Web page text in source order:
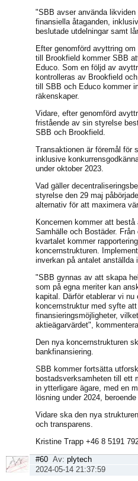
"SBB avser använda
finansiella åtaganden,
beslutade utdelningar samt
Efter genomförd avyttring
till Brookfield kommer SBB
Educo. Som en följd av
kontrolleras av Brookfield
till SBB och Educo kommer
räkenskaper.
Vidare, efter genomförd
fristående av sin styrelse
SBB och Brookfield.
Transaktionen är föremål för
inklusive
under oktober 2023.
Vad gäller
styrelse den 29 maj
alternativ för att maximera
Koncernen kommer att
Samhälle och Bostäder.
kvartalet kommer
koncernstrukturen.
inverkan på antalet anställda
"SBB gynnas av att skapa
som på egna meriter kan
kapital. Därför etablerar vi nu
koncernstruktur med syfte
finansieringsmöjligheter,
aktieägarvärdet",
Den nya koncernstrukturen
bankfinansiering.
SBB kommer fortsätta
bostadsverksamheten till ett
in ytterligare ägare, med en
lösning under 2024,
Vidare ska den nya
och transparens.
Kristine Trapp +46 8 5191
#60 Av: plytech
2024-05-14 21:37:59